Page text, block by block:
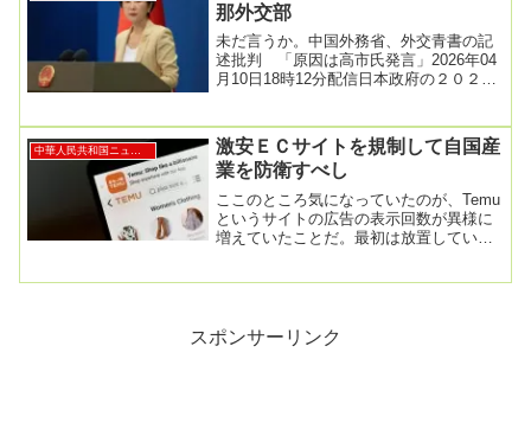
那外交部
未だ言うか。中国外務省、外交青書の記
述批判 「原因は高市氏発言」2026年04
月10日18時12分配信日本政府の２０２６
激安ＥＣサイトを規制して自国産
業を防衛すべし
ここのところ気になっていたのが、Temu
というサイトの広告の表示回数が異様に
増えていたことだ。最初は放置していた
スポンサーリンク